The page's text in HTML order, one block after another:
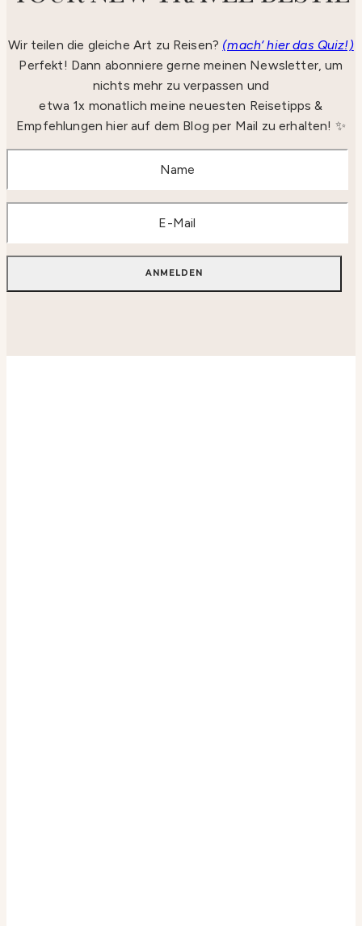
Wir teilen die gleiche Art zu Reisen? (mach‘ hier das Quiz!)
Perfekt! Dann abonniere gerne meinen Newsletter, um
nichts mehr zu verpassen und
etwa 1x monatlich meine neuesten Reisetipps &
Empfehlungen hier auf dem Blog per Mail zu erhalten! ✨